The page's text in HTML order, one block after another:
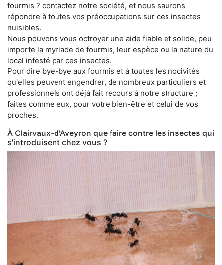
fourmis ? contactez notre société, et nous saurons
répondre à toutes vos préoccupations sur ces insectes
nuisibles.
Nous pouvons vous octroyer une aide fiable et solide, peu
importe la myriade de fourmis, leur espèce ou la nature du
local infesté par ces insectes.
Pour dire bye-bye aux fourmis et à toutes les nocivités
qu'elles peuvent engendrer, de nombreux particuliers et
professionnels ont déjà fait recours à notre structure ;
faites comme eux, pour votre bien-être et celui de vos
proches.
À Clairvaux-d'Aveyron que faire contre les insectes qui
s'introduisent chez vous ?